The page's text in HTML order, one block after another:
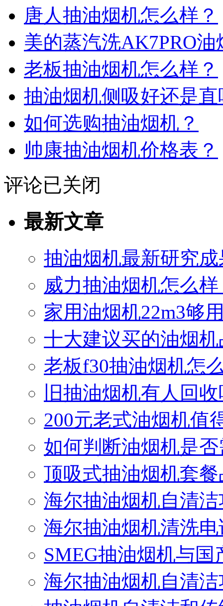
唐人抽油烟机怎么样？
美的蒸汽洗AK7PRO
老板抽油烟机怎么样？
抽油烟机侧吸好还是
如何选购抽油烟机？
帅康抽油烟机价格表？
评论已关闭
最新文章
抽油烟机最新研究
威力抽油烟机怎么样
家用油烟机22m3够
十大建议买的油烟
老板f30抽油烟机怎
旧抽油烟机有人回
200元老式油烟机值
如何判断油烟机是
顶吸式抽油烟机套
海尔抽油烟机自清
海尔抽油烟机清洗电
SMEG抽油烟机与
海尔抽油烟机自清